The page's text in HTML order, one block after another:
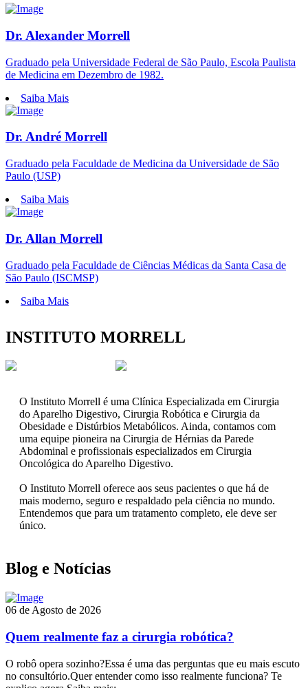
Dr. Alexander Morrell
Graduado pela Universidade Federal de São Paulo, Escola Paulista
de Medicina em Dezembro de 1982.
Saiba Mais
Dr. André Morrell
Graduado pela Faculdade de Medicina da Universidade de São
Paulo (USP)
Saiba Mais
Dr. Allan Morrell
Graduado pela Faculdade de Ciências Médicas da Santa Casa de
São Paulo (ISCMSP)
Saiba Mais
INSTITUTO MORRELL
O Instituto Morrell é uma Clínica Especializada em Cirurgia
do Aparelho Digestivo, Cirurgia Robótica e Cirurgia da
Obesidade e Distúrbios Metabólicos. Ainda, contamos com
uma equipe pioneira na Cirurgia de Hérnias da Parede
Abdominal e profissionais especializados em Cirurgia
Oncológica do Aparelho Digestivo.
O Instituto Morrell oferece aos seus pacientes o que há de
mais moderno, seguro e respaldado pela ciência no mundo.
Entendemos que para um tratamento completo, ele deve ser
único.
Blog e Notícias
06 de Agosto de 2026
Quem realmente faz a cirurgia robótica?
O robô opera sozinho?Essa é uma das perguntas que eu mais escuto
no consultório.Quer entender como isso realmente funciona? Te